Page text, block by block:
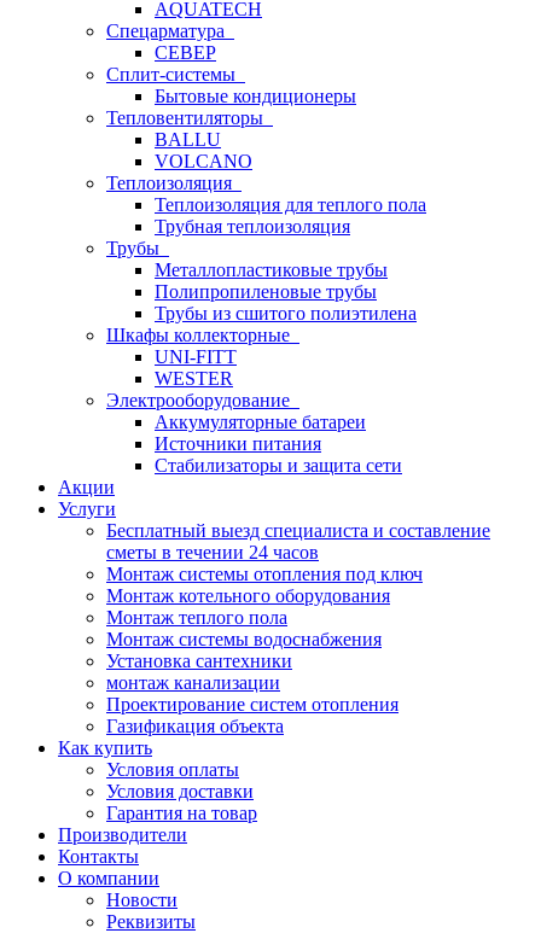
AQUATECH
Спецарматура
СЕВЕР
Сплит-системы
Бытовые кондиционеры
Тепловентиляторы
BALLU
VOLCANO
Теплоизоляция
Теплоизоляция для теплого пола
Трубная теплоизоляция
Трубы
Металлопластиковые трубы
Полипропиленовые трубы
Трубы из сшитого полиэтилена
Шкафы коллекторные
UNI-FITT
WESTER
Электрооборудование
Аккумуляторные батареи
Источники питания
Стабилизаторы и защита сети
Акции
Услуги
Бесплатный выезд специалиста и составление
сметы в течении 24 часов
Монтаж системы отопления под ключ
Монтаж котельного оборудования
Монтаж теплого пола
Монтаж системы водоснабжения
Установка сантехники
монтаж канализации
Проектирование систем отопления
Газификация объекта
Как купить
Условия оплаты
Условия доставки
Гарантия на товар
Производители
Контакты
О компании
Новости
Реквизиты